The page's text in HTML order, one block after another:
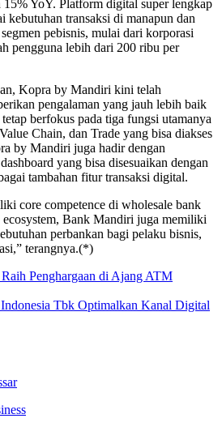
YoY. Platform digital super lengkap
kebutuhan transaksi di manapun dan
pebisnis, mulai dari korporasi
pengguna lebih dari 200 ribu per
Kopra by Mandiri kini telah
pengalaman yang jauh lebih baik
berfokus pada tiga fungsi utamanya
Chain, dan Trade yang bisa diakses
by Mandiri juga hadir dengan
yang bisa disesuaikan dengan
tambahan fitur transaksi digital.
core competence di wholesale bank
Bank Mandiri juga memiliki
perbankan bagi pelaku bisnis,
terangnya.(*)
Penghargaan di Ajang ATM
Tbk Optimalkan Kanal Digital